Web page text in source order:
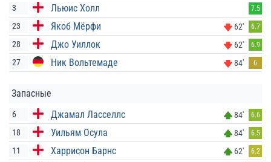
3 Льюис Холл 7.5
23 Якоб Мёрфи 62' 6.7
28 Джо Уиллок 62' 6.9
27 Ник Вольтемаде 84' 6
Запасные
6 Джамал Ласселлс 84' 6.6
18 Уильям Осула 84' 6.5
11 Харрисон Барнс 62' 6.2